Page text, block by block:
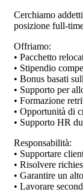
Cerchiamo
posizione full-
Offriamo:
• Pacchetto
• Stipendio
• Bonus basati
• Supporto per
• Formazione
• Opportunità di
• Supporto HR
Responsabilità:
• Supportare
• Risolvere
• Garantire un
• Lavorare